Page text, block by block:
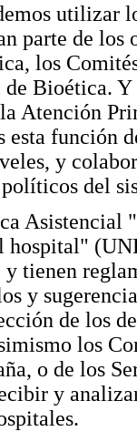
utilizar
parte de los
los
Bioética.
Atención
esta función
y
del
Asistencial
hospital"
tienen
y
de los
los
o de los
y